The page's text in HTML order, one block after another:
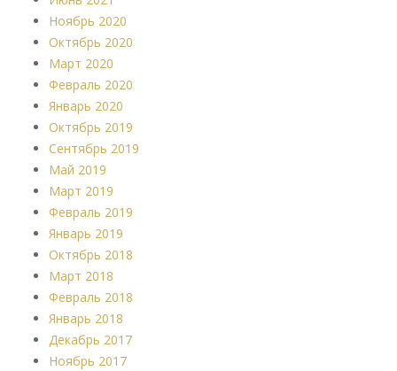
Ноябрь 2020
Октябрь 2020
Март 2020
Февраль 2020
Январь 2020
Октябрь 2019
Сентябрь 2019
Май 2019
Март 2019
Февраль 2019
Январь 2019
Октябрь 2018
Март 2018
Февраль 2018
Январь 2018
Декабрь 2017
Ноябрь 2017